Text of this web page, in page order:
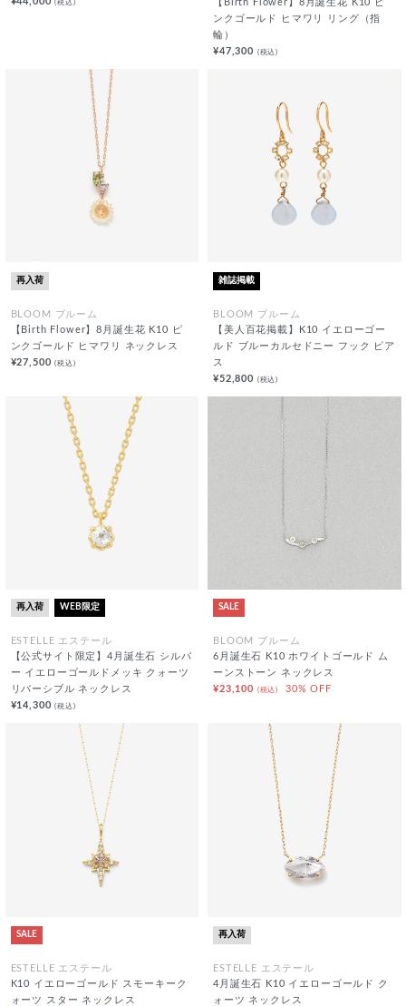
(税込)
【Birth Flower】8月誕生花 K10 ピ
ンクゴールド ヒマワリ リング（指
輪）
¥47,300 (税込)
再入荷
BLOOM ブルーム
【Birth Flower】8月誕生花 K10 ピ
ンクゴールド ヒマワリ ネックレス
¥27,500(税込)
雑誌掲載
BLOOM ブルーム
【美人百花掲載】K10 イエローゴー
ルド ブルーカルセドニー フック ピア
ス
¥52,800 (税込)
再入荷 WEB限定
ESTELLE エステール
【公式サイト限定】4月誕生石 シルバ
ー イエローゴールドメッキ クォーツ
リバーシブル ネックレス
¥14,300(税込)
SALE
BLOOM ブルーム
6月誕生石 K10 ホワイトゴールド ム
ーンストーン ネックレス
¥23,100 (税込) 30% OFF
SALE
ESTELLE エステール
K10 イエローゴールド スモーキーク
ォーツ スター ネックレス
再入荷
ESTELLE エステール
4月誕生石 K10 イエローゴールド ク
ォーツ ネックレス